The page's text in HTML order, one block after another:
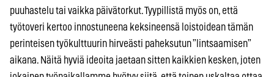
puuhastelu tai vaikka päivätorkut. Tyypillistä myös on, että
työtoveri kertoo innostuneena keksineensä loistoidean tämän
perinteisen työkulttuurin hirveästi paheksutun ”lintsaamisen”
aikana. Näitä hyviä ideoita jaetaan sitten kaikkien kesken, joten